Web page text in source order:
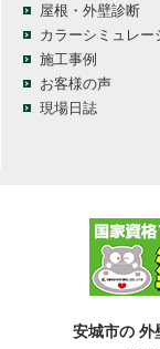
屋根・外壁診断
カラーシミュレー
施工事例
お客様の声
現場日誌
安城市の 外